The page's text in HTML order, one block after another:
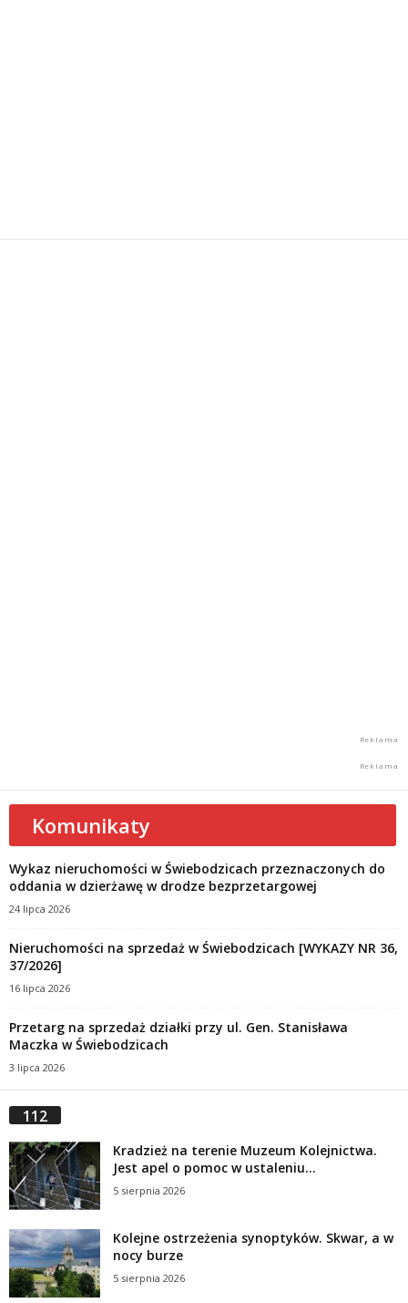
Komunikaty
Wykaz nieruchomości w Świebodzicach przeznaczonych do
oddania w dzierżawę w drodze bezprzetargowej
24 lipca 2026
Nieruchomości na sprzedaż w Świebodzicach [WYKAZY NR 36,
37/2026]
16 lipca 2026
Przetarg na sprzedaż działki przy ul. Gen. Stanisława
Maczka w Świebodzicach
3 lipca 2026
112
Kradzież na terenie Muzeum Kolejnictwa.
Jest apel o pomoc w ustaleniu...
5 sierpnia 2026
Kolejne ostrzeżenia synoptyków. Skwar, a w
nocy burze
5 sierpnia 2026